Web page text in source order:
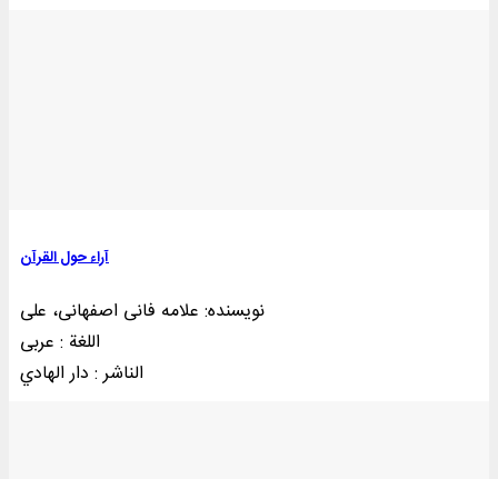
آراء حول القرآن
نویسنده: علامه فانی اصفهانی، علی
اللغة : عربی
الناشر : دار الهادي